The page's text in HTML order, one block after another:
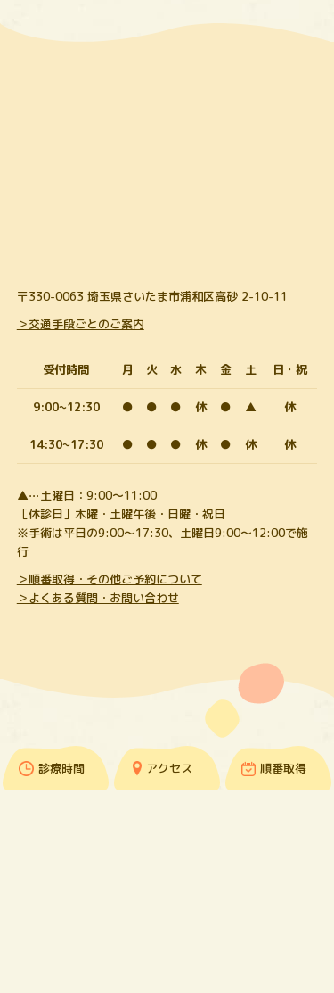
〒330-0063 埼玉県さいたま市浦和区高砂 2-10-11
＞交通手段ごとのご案内
受付時間 月 火 水 木 金 土 日・祝
9:00~12:30 ● ● ● 休 ● ▲ 休
14:30~17:30 ● ● ● 休 ● 休 休
▲⋯土曜日：9:00～11:00
［休診日］木曜・土曜午後・日曜・祝日
※手術は平日の9:00～17:30、土曜日9:00～12:00で施
行
＞順番取得・その他ご予約について
＞よくある質問・お問い合わせ
診療時間 アクセス 順番取得
TOP